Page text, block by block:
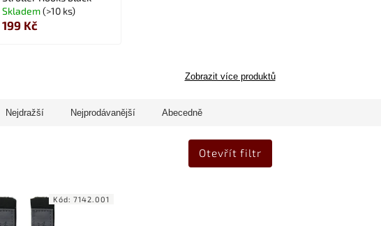
Skladem(>10 ks)
199 Kč
Zobrazit více produktů
Nejdražší Nejprodávanější Abecedně
Otevřít filtr
Kód:7142.001